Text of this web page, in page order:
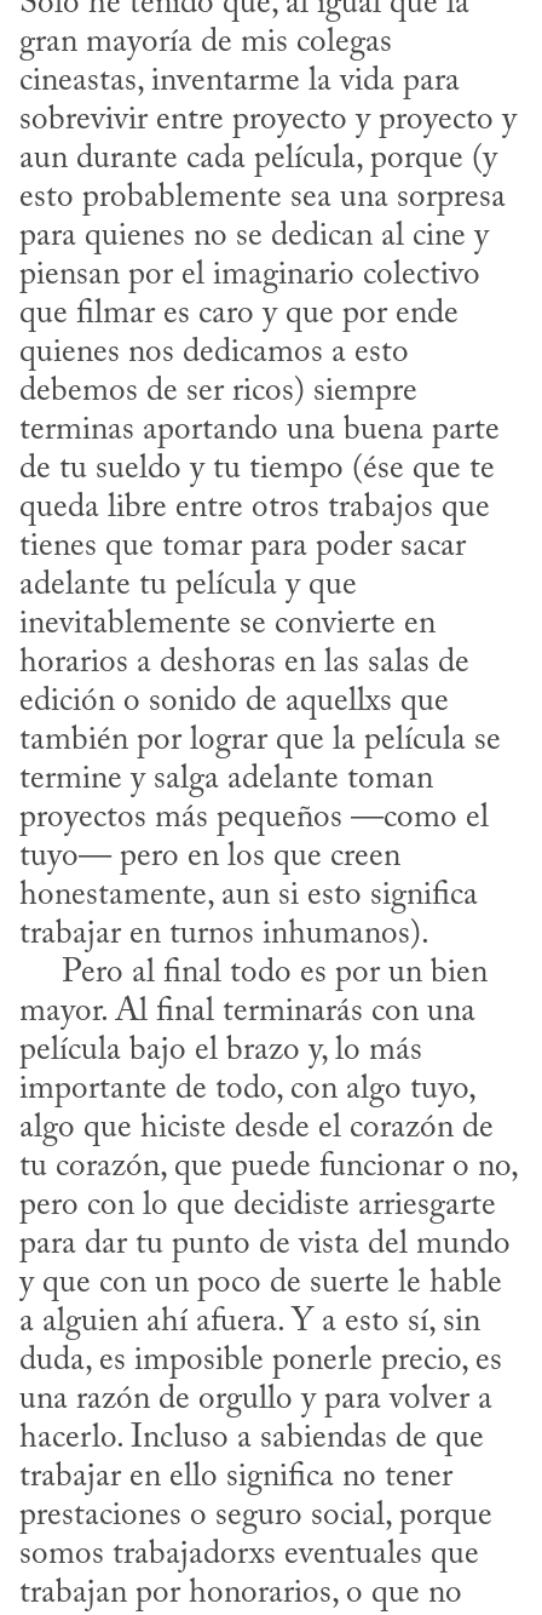
gran mayoría de mis colegas
cineastas, inventarme la vida para
sobrevivir entre proyecto y proyecto y
aun durante cada película, porque (y
esto probablemente sea una sorpresa
para quienes no se dedican al cine y
piensan por el imaginario colectivo
que filmar es caro y que por ende
quienes nos dedicamos a esto
debemos de ser ricos) siempre
terminas aportando una buena parte
de tu sueldo y tu tiempo (ése que te
queda libre entre otros trabajos que
tienes que tomar para poder sacar
adelante tu película y que
inevitablemente se convierte en
horarios a deshoras en las salas de
edición o sonido de aquellxs que
también por lograr que la película se
termine y salga adelante toman
proyectos más pequeños —como el
tuyo— pero en los que creen
honestamente, aun si esto significa
trabajar en turnos inhumanos).
mayor. Al final terminarás con una
película bajo el brazo y, lo más
importante de todo, con algo tuyo,
algo que hiciste desde el corazón de
tu corazón, que puede funcionar o no,
pero con lo que decidiste arriesgarte
para dar tu punto de vista del mundo
y que con un poco de suerte le hable
a alguien ahí afuera. Y a esto sí, sin
duda, es imposible ponerle precio, es
una razón de orgullo y para volver a
hacerlo. Incluso a sabiendas de que
trabajar en ello significa no tener
prestaciones o seguro social, porque
somos trabajadorxs eventuales que
trabajan por honorarios, o que no